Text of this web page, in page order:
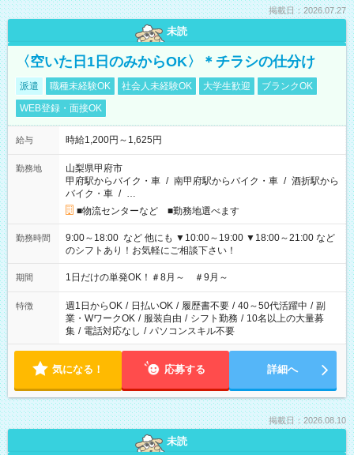
掲載日：2026.07.27
未読
〈空いた日1日のみからOK〉＊チラシの仕分け
派遣 職種未経験OK 社会人未経験OK 大学生歓迎
ブランクOK
WEB登録・面接OK
給与 時給1,200円～1,625円
勤務地
山梨県甲府市
甲府駅からバイク・車 / 南甲府駅からバイク・車 / 酒折駅から
バイク・車 / …
■物流センターなど ■勤務地選べます
勤務時間
9:00～18:00 など 他にも ▼10:00～19:00 ▼18:00～21:00 など
のシフトあり！お気軽にご相談下さい！
期間 1日だけの単発OK！＃8月～ ＃9月～
特徴 週1日からOK / 日払いOK / 履歴書不要 / 40～50代活躍中 / 副
業・WワークOK / 服装自由 / シフト勤務 / 10名以上の大量募
集 / 電話対応なし / パソコンスキル不要
気になる！ 応募する 詳細へ
掲載日：2026.08.10
未読